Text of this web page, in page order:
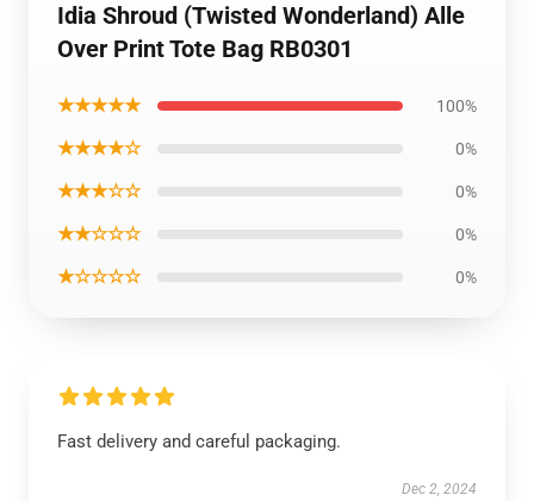
Idia Shroud (Twisted Wonderland) Alle
Over Print Tote Bag RB0301
★★★★★ 100%
★★★★☆ 0%
★★★☆☆ 0%
★★☆☆☆ 0%
★☆☆☆☆ 0%
Fast delivery and careful packaging.
Dec 2, 2024